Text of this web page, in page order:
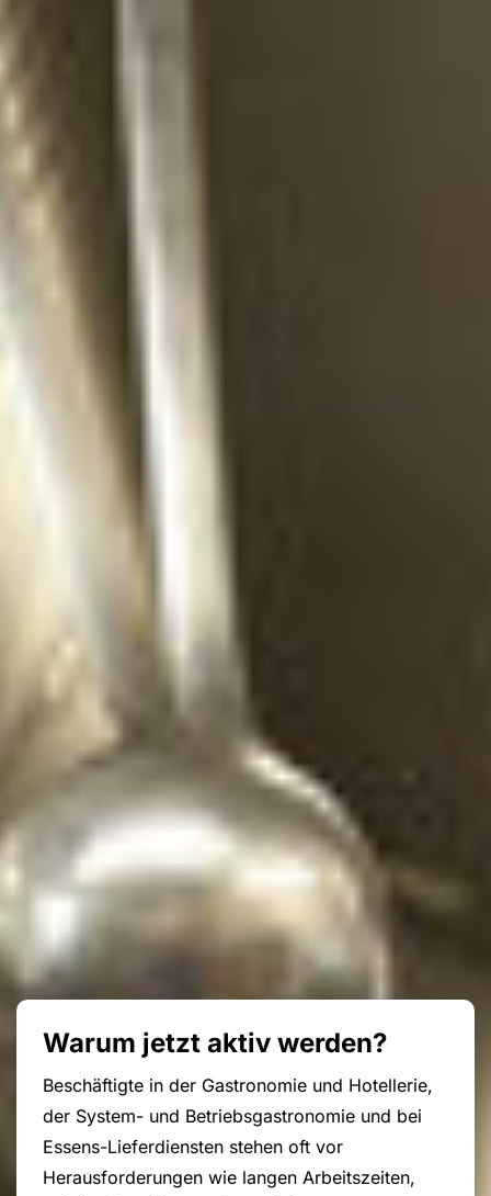
Warum jetzt aktiv werden?
Beschäftigte in der Gastronomie und Hotellerie,
der System- und Betriebsgastronomie und bei
Essens-Lieferdiensten stehen oft vor
Herausforderungen wie langen Arbeitszeiten,